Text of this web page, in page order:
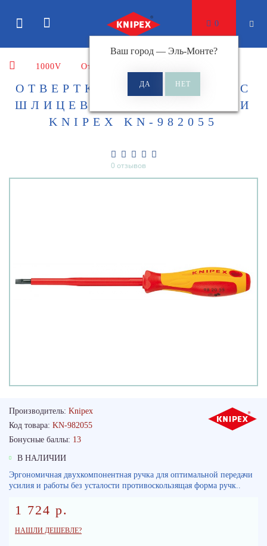
Ваш город — Эль-Монте?
0
1000V Отвертки
ОТВЕРТКА ДЛЯ ВИНТОВ С
ШЛИЦЕВЫМИ ГОЛОВКАМИ
KNIPEX KN-982055
0 отзывов
Производитель: Knipex
Код товара: KN-982055
Бонусные баллы: 13
В НАЛИЧИИ
Эргономичная двухкомпонентная ручка для оптимальной передачи
усилия и работы без усталости противоскользящая форма ручк..
1 724 р.
НАШЛИ ДЕШЕВЛЕ?